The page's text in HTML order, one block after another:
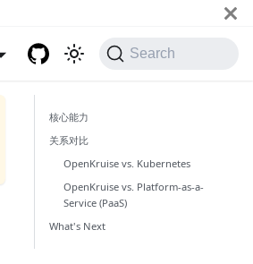
Search
核心能力
关系对比
OpenKruise vs. Kubernetes
OpenKruise vs. Platform-as-a-
Service (PaaS)
What's Next